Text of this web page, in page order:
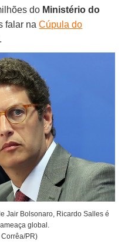
do Ministério do
falar naCúpula do
Jair Bolsonaro, Ricardo Salles é
global.
PR)